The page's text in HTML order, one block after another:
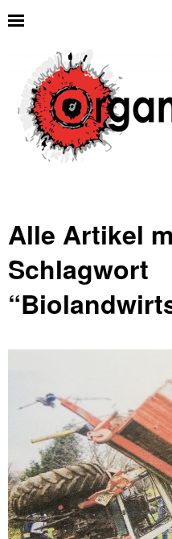
Alle Artikel
Schlagwort
“